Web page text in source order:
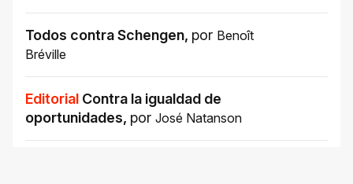
Todos contra Schengen, por Benoît
Bréville
Editorial Contra la igualdad de
oportunidades, por José Natanson